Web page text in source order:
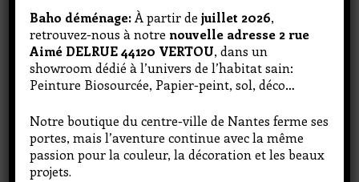
Statement Geometry 1
Baho déménage: À partir dejuillet 2026,
retrouvez-nous à notre nouvelle adresse 2 rue
Aimé DELRUE 44120 VERTOU, dans un
showroom dédié à l’univers de l’habitat sain:
Peinture Biosourcée, Papier-peint, sol, déco…
Notre boutique du centre-ville de Nantes ferme ses
portes, mais l’aventure continue avec la même
passion pour la couleur, la décoration et les beaux
projets.